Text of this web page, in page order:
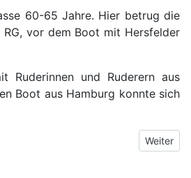
60-65 Jahre. Hier betrug die
RG, vor dem Boot mit Hersfelder
Ruderinnen und Ruderern aus
Boot aus Hamburg konnte sich
Nächster
Weiter